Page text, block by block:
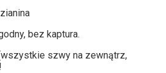
bez kaptura.
szwy na zewnątrz,